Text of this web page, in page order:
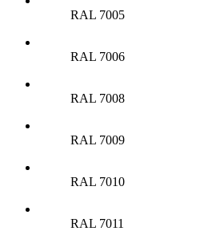
RAL 7005
RAL 7006
RAL 7008
RAL 7009
RAL 7010
RAL 7011